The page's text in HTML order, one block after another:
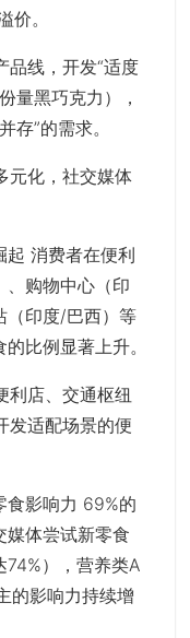
价。
品线，开发“适度
量黑巧克力），
存”的需求。
元化，社交媒体
起 消费者在便利
、购物中心（印
（印度/巴西）等
比例显著上升。
利店、交通枢纽
发适配场景的便
食影响力 69%的
媒体尝试新零食
74%），营养类A
的影响力持续增